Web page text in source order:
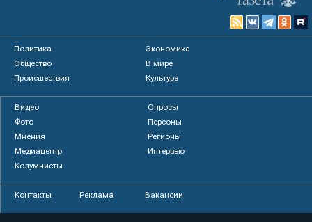
Политика
Экономика
Общество
В мире
Происшествия
Культура
Видео
Опросы
Фото
Персоны
Мнения
Регионы
Медиацентр
Интервью
Колумнисты
Контакты Реклама Вакансии